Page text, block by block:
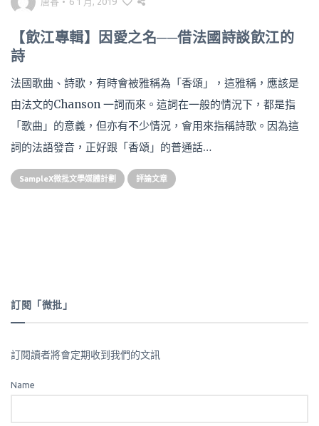
【飲江專輯】因愛之名──借法國詩談飲江的
詩
法國歌曲、詩歌，有時會被雅稱為「香頌」，這雅稱，應該是
由法文的Chanson 一詞而來。這詞在一般的情況下，都是指
「歌曲」的意義，但亦有不少情況，會用來指稱詩歌。因為這
詞的法語發音，正好跟「香頌」的普通話…
SampleX微批文學媒體計劃 評論文章
訂閱「微批」
訂閱讀者將會定期收到我們的文訊
Name